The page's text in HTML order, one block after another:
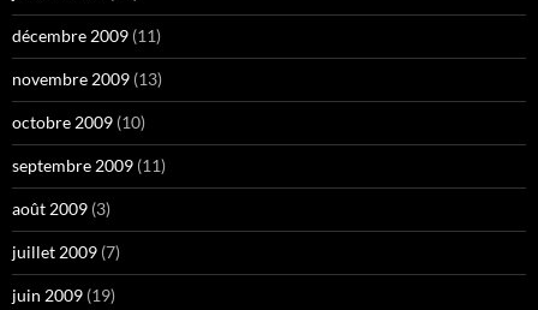
décembre 2009 (11)
novembre 2009 (13)
octobre 2009 (10)
septembre 2009 (11)
août 2009 (3)
juillet 2009 (7)
juin 2009 (19)